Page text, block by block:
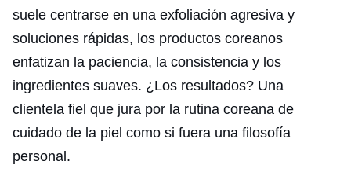
suele centrarse en una exfoliación agresiva y
soluciones rápidas, los productos coreanos
enfatizan la paciencia, la consistencia y los
ingredientes suaves. ¿Los resultados? Una
clientela fiel que jura por la rutina coreana de
cuidado de la piel como si fuera una filosofía
personal.